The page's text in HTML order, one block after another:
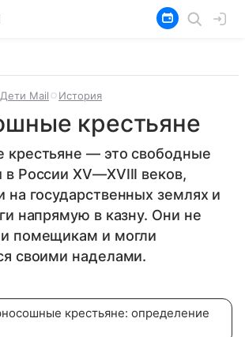
Дети Mail История
крестьяне
— это свободные
России XV—XVIII веков,
на государственных землях и
напрямую в казну. Они не
помещикам и могли
своими наделами.
крестьяне: определение